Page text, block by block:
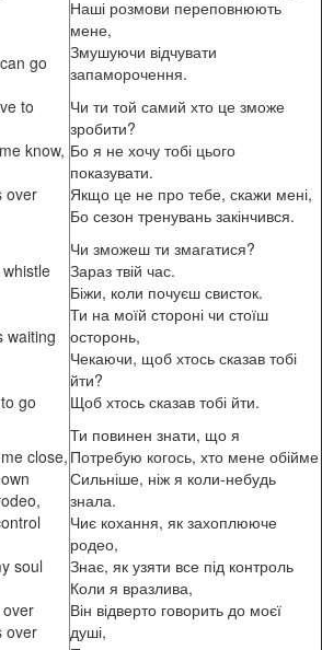
go
to
know,
over
waiting
go
close,
soul
over
Наші розмови переповнюють
мене,
Змушуючи відчувати
запаморочення.
Чи ти той самий хто це зможе
зробити?
Бо я не хочу тобі цього
показувати.
Якщо це не про тебе, скажи мені,
Бо сезон тренувань закінчився.
Чи зможеш ти змагатися?
Зараз твій час.
Біжи, коли почуєш свисток.
Ти на моїй стороні чи стоїш
осторонь,
Чекаючи, щоб хтось сказав тобі
йти?
Щоб хтось сказав тобі йти.
Ти повинен знати, що я
Потребую когось, хто мене обійме
Сильніше, ніж я коли-небудь
знала.
Чиє кохання, як захоплююче
родео,
Знає, як узяти все під контроль
Коли я вразлива,
Він відверто говорить до моєї
душі,